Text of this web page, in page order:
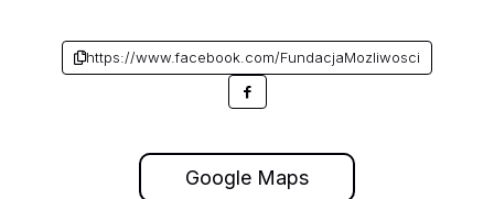
https://www.facebook.com/FundacjaMozliwosci
Google Maps